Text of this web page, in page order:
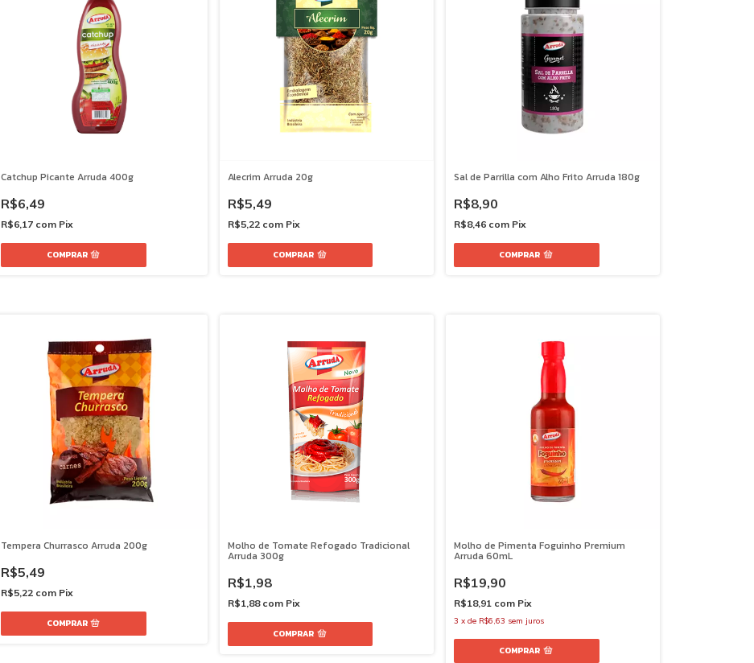
Catchup Picante Arruda 400g
R$6,49
R$6,17 com Pix
Alecrim Arruda 20g
R$5,49
R$5,22 com Pix
Sal de Parrilla com Alho Frito Arruda 180g
R$8,90
R$8,46 com Pix
Tempera Churrasco Arruda 200g
R$5,49
R$5,22 com Pix
Molho de Tomate Refogado Tradicional
Arruda 300g
R$1,98
R$1,88 com Pix
Molho de Pimenta Foguinho Premium
Arruda 60mL
R$19,90
R$18,91 com Pix
3 x de R$6,63 sem juros